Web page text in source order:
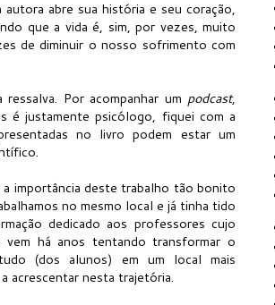
abre sua história e seu coração,
que a vida é, sim, por vezes, muito
de diminuir o nosso sofrimento com
Por acompanhar um podcast,
é justamente psicólogo, fiquei com a
no livro podem estar um
importância deste trabalho tão bonito
no mesmo local e já tinha tido
dedicado aos professores cujo
há anos tentando transformar o
(dos alunos) em um local mais
acrescentar nesta trajetória.